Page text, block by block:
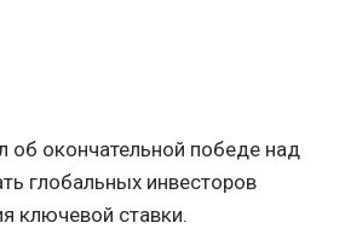
окончательной победе над
глобальных инвесторов
ключевой ставки.